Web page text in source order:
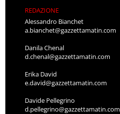
REDAZIONE
Alessandro Bianchet
a.bianchet@gazzettamatin.com
Danila Chenal
d.chenal@gazzettamatin.com
Erika David
e.david@gazzettamatin.com
Davide Pellegrino
d.pellegrino@gazzettamatin.com